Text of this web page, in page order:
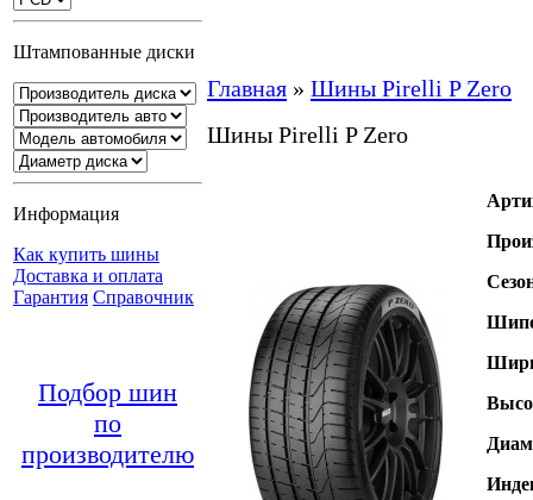
Штампованные диски
Информация
Как купить шины
Доставка и оплата
Гарантия Справочник
Подбор шин
по
производителю
Главная » Шины Pirelli P Zero
Шины Pirelli P Zero